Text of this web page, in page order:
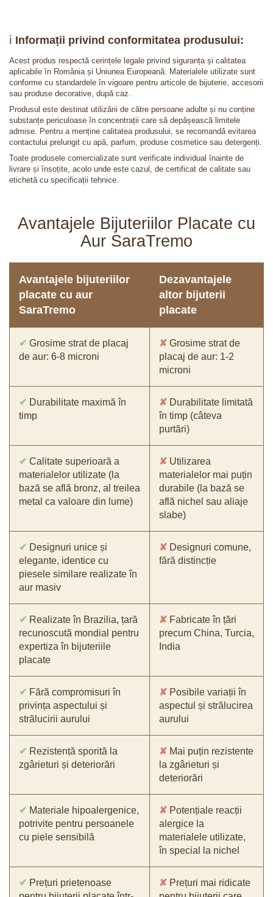
ℹ️ Informații privind conformitatea produsului:
Acest produs respectă cerințele legale privind siguranța și calitatea
aplicabile în România și Uniunea Europeană. Materialele utilizate sunt
conforme cu standardele în vigoare pentru articole de bijuterie, accesorii
sau produse decorative, după caz.
Produsul este destinat utilizării de către persoane adulte și nu conține
substanțe periculoase în concentrații care să depășească limitele
admise. Pentru a menține calitatea produsului, se recomandă evitarea
contactului prelungit cu apă, parfum, produse cosmetice sau detergenți.
Toate produsele comercializate sunt verificate individual înainte de
livrare și însoțite, acolo unde este cazul, de certificat de calitate sau
etichetă cu specificații tehnice.
Avantajele Bijuteriilor Placate cu
Aur SaraTremo
Avantajele bijuteriilor
placate cu aur
SaraTremo
Dezavantajele
altor bijuterii
placate
✔ Grosime strat de placaj
de aur: 6-8 microni
✘ Grosime strat de
placaj de aur: 1-2
microni
✔ Durabilitate maximă în
timp
✘ Durabilitate limitată
în timp (câteva
purtări)
✔ Calitate superioară a
materialelor utilizate (la
bază se află bronz, al treilea
metal ca valoare din lume)
✘ Utilizarea
materialelor mai puțin
durabile (la bază se
află nichel sau aliaje
slabe)
✔ Designuri unice și
elegante, identice cu
piesele similare realizate în
aur masiv
✘ Designuri comune,
fără distincție
✔ Realizate în Brazilia, țară
recunoscută mondial pentru
expertiza în bijuteriile
placate
✘ Fabricate în țări
precum China, Turcia,
India
✔ Fără compromisuri în
privința aspectului și
strălucirii aurului
✘ Posibile variații în
aspectul și strălucirea
aurului
✔ Rezistență sporită la
zgârieturi și deteriorări
✘ Mai puțin rezistente
la zgârieturi și
deteriorări
✔ Materiale hipoalergenice,
potrivite pentru persoanele
cu piele sensibilă
✘ Potențiale reacții
alergice la
materialele utilizate,
în special la nichel
✔ Prețuri prietenoase
✘ Prețuri mai ridicate